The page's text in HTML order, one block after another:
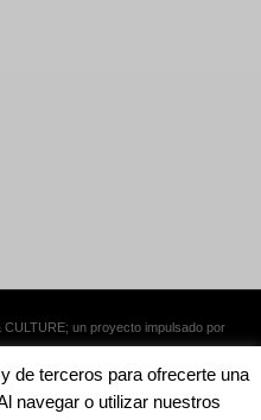
un proyecto impulsado por
de terceros para ofrecerte una
navegar o utilizar nuestros